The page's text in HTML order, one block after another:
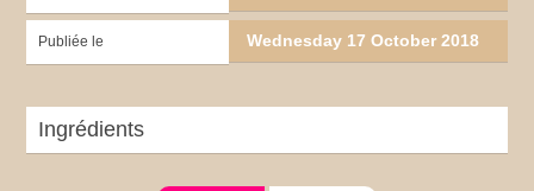
Publiée le Wednesday 17 October 2018
Ingrédients